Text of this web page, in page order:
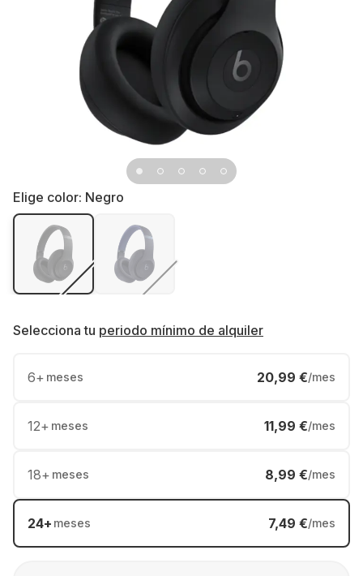
Elige color: Negro
Selecciona tu periodo mínimo de alquiler
6+ meses 20,99 €/mes
12+ meses 11,99 €/mes
18+ meses 8,99 €/mes
24+ meses 7,49 €/mes